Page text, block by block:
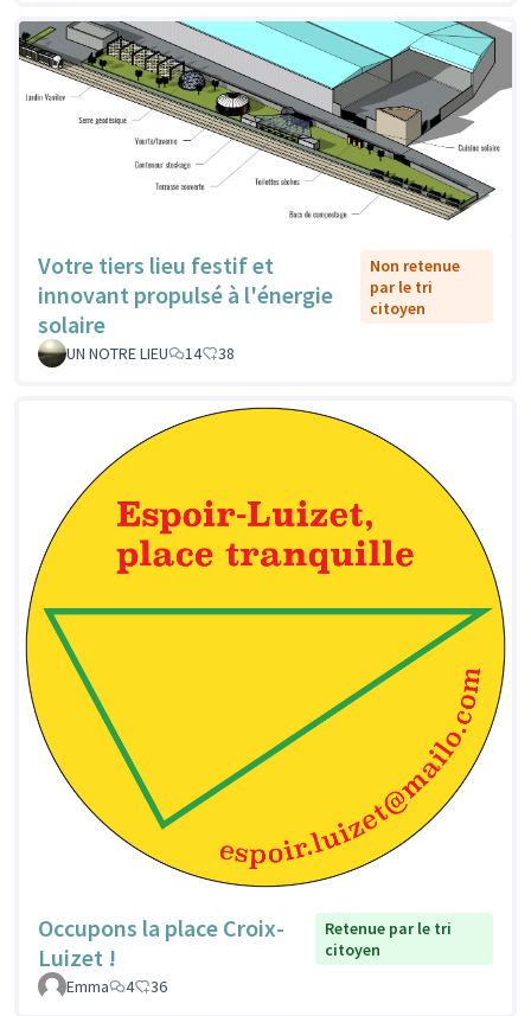
Votre tiers lieu festif et
innovant propulsé à l'énergie
solaire
Non retenue
par le tri
citoyen
UN NOTRE LIEU 14 38
Occupons la place Croix-
Luizet !
Retenue par le tri
citoyen
Emma
4 36